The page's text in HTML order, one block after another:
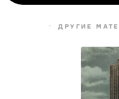
ДРУГИЕ